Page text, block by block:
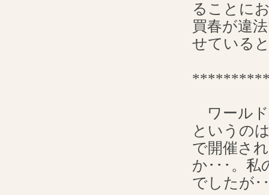
ることに
買春が違
せている
ワールド
というの
で開催さ
か･･･。私
でしたが･